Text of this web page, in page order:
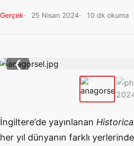
Gerçek 25 Nisan 2024 10 dk okuma
❮
İngiltere’de yayınlanan
her yıl dünyanın farklı